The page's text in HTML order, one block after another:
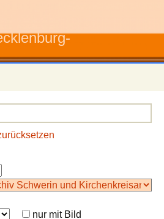
nur mit Bild